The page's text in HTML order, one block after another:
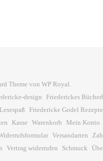
Theme von WP Royal.
design
Friederickes
Friedericke Godel Rezepte
Kasse Warenkorb Mein Konto
Versandarten
Vertrag widerrufen Schmuck